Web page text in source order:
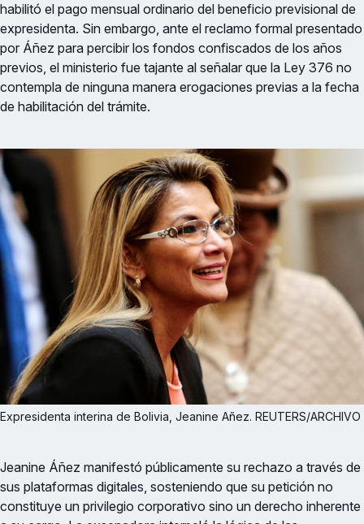
habilitó el pago mensual ordinario del beneficio previsional de
expresidenta. Sin embargo, ante el reclamo formal presentado
por Áñez para percibir los fondos confiscados de los años
previos, el ministerio fue tajante al señalar que la Ley 376 no
contempla de ninguna manera erogaciones previas a la fecha
de habilitación del trámite.
Expresidenta interina de Bolivia, Jeanine Añez. REUTERS/ARCHIVO
Jeanine Áñez manifestó públicamente su rechazo a través de
sus plataformas digitales, sosteniendo que su petición no
constituye un privilegio corporativo sino un derecho inherente